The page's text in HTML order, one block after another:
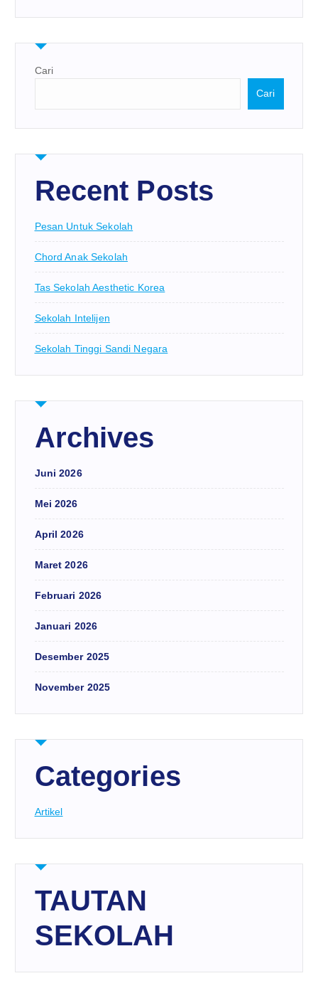
Cari
Cari
Recent Posts
Pesan Untuk Sekolah
Chord Anak Sekolah
Tas Sekolah Aesthetic Korea
Sekolah Intelijen
Sekolah Tinggi Sandi Negara
Archives
Juni 2026
Mei 2026
April 2026
Maret 2026
Februari 2026
Januari 2026
Desember 2025
November 2025
Categories
Artikel
TAUTAN
SEKOLAH